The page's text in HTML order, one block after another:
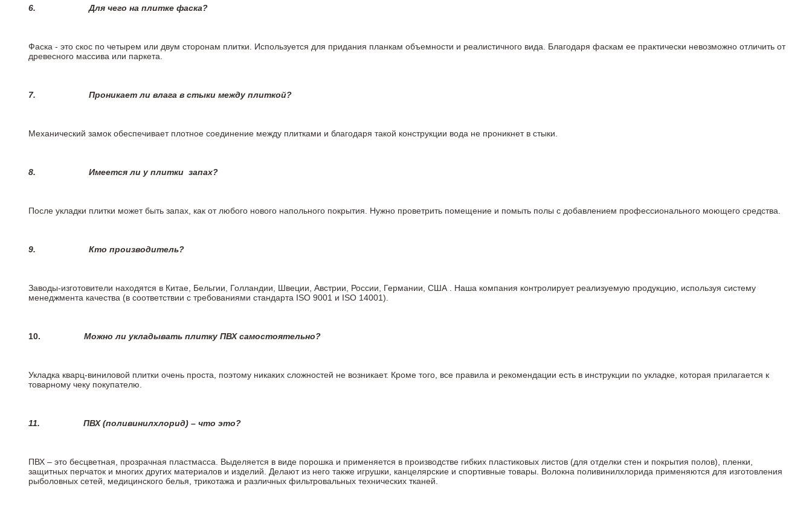
6.Для чего на плитке фаска?
Фаска - это скос по четырем или двум сторонам плитки. Используется для придания планкам объемности и реалистичного вида. Благодаря фаскам ее практически невозможно отличить от
древесного массива или паркета.
7. Проникает ли влага в стыки между плиткой?
Механический замок обеспечивает плотное соединение между плитками и благодаря такой конструкции вода не проникнет в стыки.
8. Имеется ли у плитки запах?
После укладки плитки может быть запах, как от любого нового напольного покрытия. Нужно проветрить помещение и помыть полы с добавлением профессионального моющего средства.
9. Кто производитель?
Заводы-изготовители находятся в Китае, Бельгии, Голландии, Швеции, Австрии, России, Германии, США . Наша компания контролирует реализуемую продукцию, используя систему
менеджмента качества (в соответствии с требованиями стандарта ISO 9001 и ISO 14001).
10. Можно ли укладывать плитку ПВХ самостоятельно?
Укладка кварц-виниловой плитки очень проста, поэтому никаких сложностей не возникает. Кроме того, все правила и рекомендации есть в инструкции по укладке, которая прилагается к
товарному чеку покупателю.
11. ПВХ (поливинилхлорид) – что это?
ПВХ – это бесцветная, прозрачная пластмасса. Выделяется в виде порошка и применяется в производстве гибких пластиковых листов (для отделки стен и покрытия полов), пленки,
защитных перчаток и многих других материалов и изделий. Делают из него также игрушки, канцелярские и спортивные товары. Волокна поливинилхлорида применяются для изготовления
рыболовных сетей, медицинского белья, трикотажа и различных фильтровальных технических тканей.